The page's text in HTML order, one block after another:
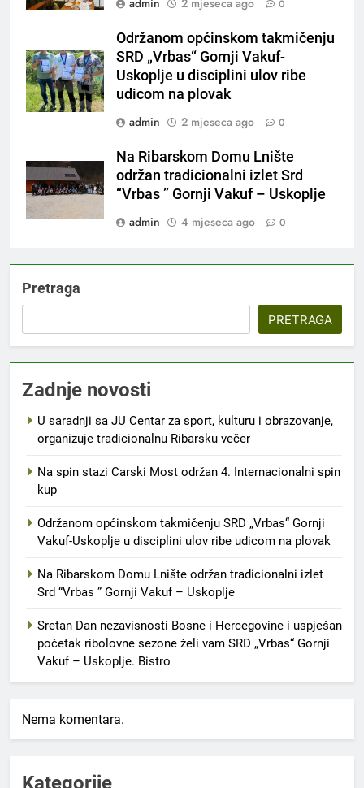
admin
2 mjeseca ago 0
Održanom općinskom takmičenju
SRD „Vrbas“ Gornji Vakuf-
Uskoplje u disciplini ulov ribe
udicom na plovak
admin
2 mjeseca ago 0
Na Ribarskom Domu Lnište
održan tradicionalni izlet Srd
“Vrbas ” Gornji Vakuf – Uskoplje
admin
4 mjeseca ago 0
Pretraga
PRETRAGA
Zadnje novosti
U saradnji sa JU Centar za sport, kulturu i obrazovanje,
organizuje tradicionalnu Ribarsku večer
Na spin stazi Carski Most održan 4. Internacionalni spin
kup
Održanom općinskom takmičenju SRD „Vrbas“ Gornji
Vakuf-Uskoplje u disciplini ulov ribe udicom na plovak
Na Ribarskom Domu Lnište održan tradicionalni izlet
Srd “Vrbas ” Gornji Vakuf – Uskoplje
Sretan Dan nezavisnosti Bosne i Hercegovine i uspješan
početak ribolovne sezone želi vam SRD „Vrbas“ Gornji
Vakuf – Uskoplje. Bistro
Nema komentara.